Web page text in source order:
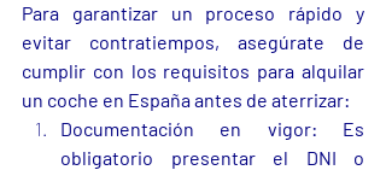
Para garantizar un proceso rápido y
evitar contratiempos, asegúrate de
cumplir con los requisitos para alquilar
un coche en España antes de aterrizar:
Documentación en vigor: Es
obligatorio presentar el DNI o